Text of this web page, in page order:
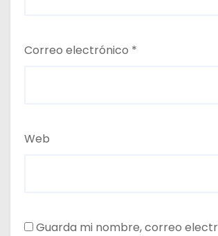
Correo electrónico *
Web
Guarda mi nombre, correo